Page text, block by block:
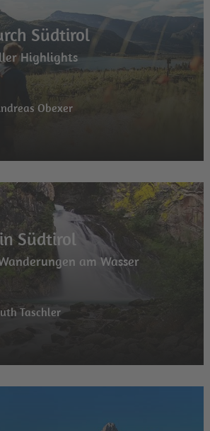
Südtirol
Highlights
Obexer
Südtirol
am Wasser
Taschler